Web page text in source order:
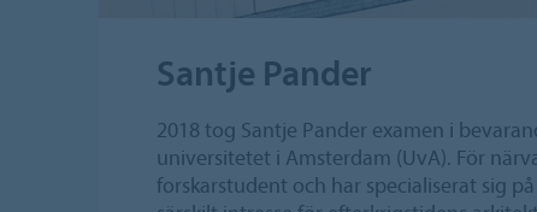
Santje Pander
2018 tog Santje Pander examen i
universitetet i Amsterdam (UvA). För
forskarstudent och har specialiserat sig